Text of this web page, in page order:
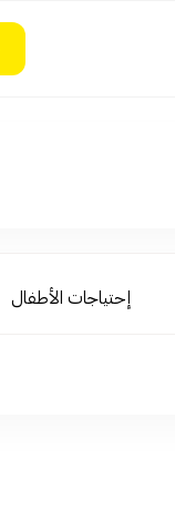
إحتياجات الأطفال